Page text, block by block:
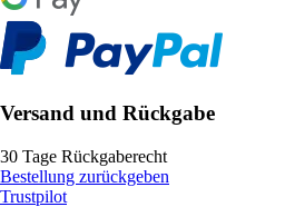
Versand und Rückgabe
30 Tage Rückgaberecht
Bestellung zurückgeben
Trustpilot